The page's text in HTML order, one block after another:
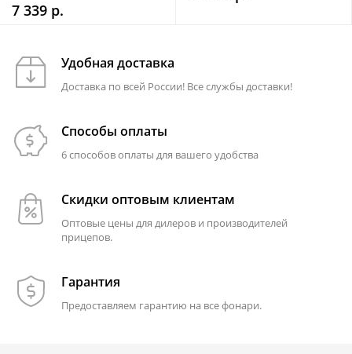
7 339 р.
Удобная доставка
Доставка по всей России! Все службы доставки!
Способы оплаты
6 способов оплаты для вашего удобства
Скидки оптовым клиентам
Оптовые цены для дилеров и производителей
прицепов.
Гарантия
Предоставляем гарантию на все фонари.